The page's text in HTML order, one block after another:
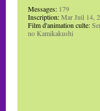
Messages: 179
Inscription:Mar Juil 14,
Film d'animation culte:
no Kamikakushi